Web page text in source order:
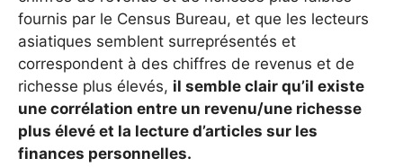
fournis par le Census Bureau, et que les lecteurs
asiatiques semblent surreprésentés et
correspondent à des chiffres de revenus et de
richesse plus élevés, il semble clair qu’il existe
une corrélation entre un revenu/une richesse
plus élevé et la lecture d’articles sur les
finances personnelles.